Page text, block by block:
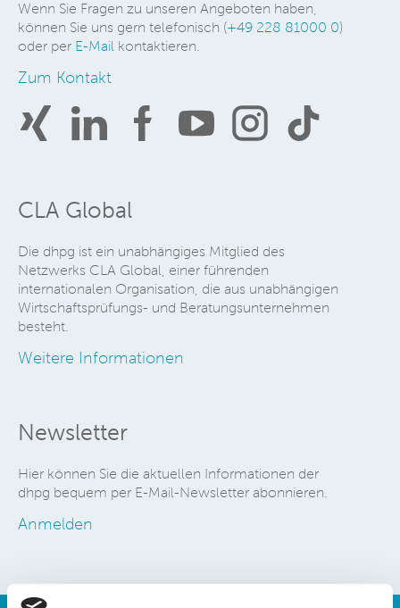
Wenn Sie Fragen zu unseren Angeboten haben,
können Sie uns gern telefonisch (+49 228 81000 0)
oder per E-Mail kontaktieren.
Zum Kontakt
CLA Global
Die dhpg ist ein unabhängiges Mitglied des
Netzwerks CLA Global, einer führenden
internationalen Organisation, die aus unabhängigen
Wirtschaftsprüfungs- und Beratungsunternehmen
besteht.
Weitere Informationen
Newsletter
Hier können Sie die aktuellen Informationen der
dhpg bequem per E-Mail-Newsletter abonnieren.
Anmelden